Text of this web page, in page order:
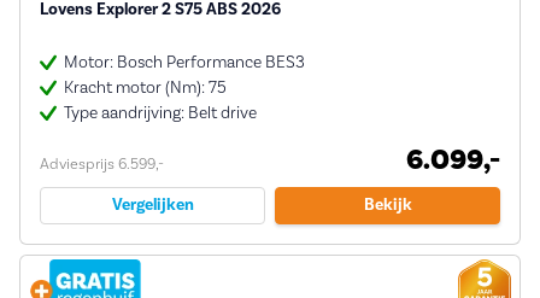
Lovens Explorer 2 S75 ABS 2026
Motor: Bosch Performance BES3
Kracht motor (Nm): 75
Type aandrijving: Belt drive
Adviesprijs 6.599,- 6.099,-
Vergelijken Bekijk